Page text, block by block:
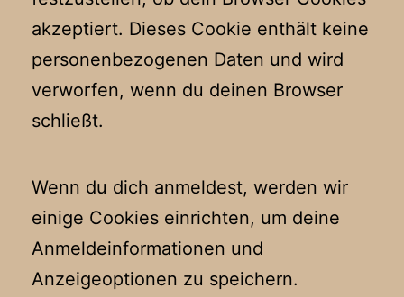
akzeptiert. Dieses Cookie enthält keine
personenbezogenen Daten und wird
verworfen, wenn du deinen Browser
schließt.
Wenn du dich anmeldest, werden wir
einige Cookies einrichten, um deine
Anmeldeinformationen und
Anzeigeoptionen zu speichern.